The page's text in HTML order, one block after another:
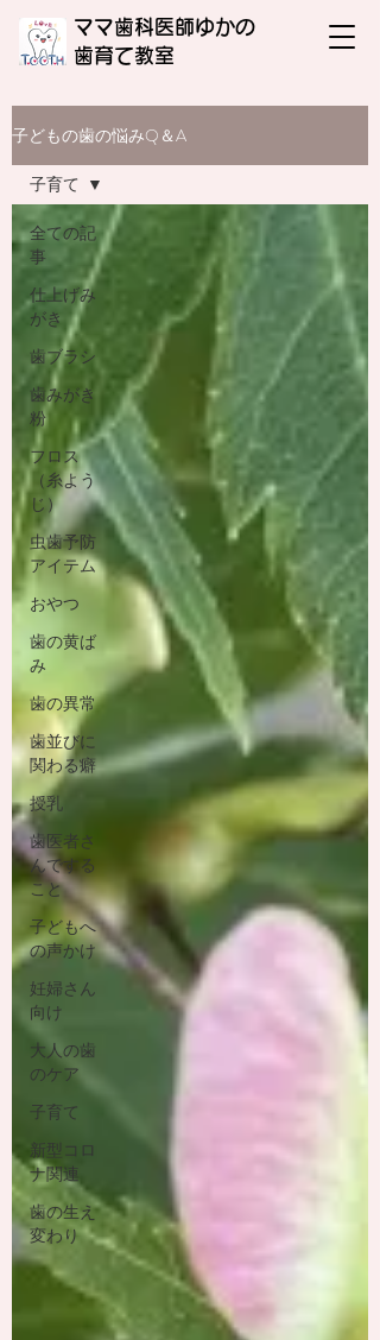
ママ歯科医師ゆかの
​歯育て教室
子どもの歯の悩みQ＆A
全ての記
事
仕上げみ
がき
歯ブラシ
歯みがき
粉
フロス
（糸よう
じ）
虫歯予防
アイテム
おやつ
歯の黄ば
み
歯の異常
歯並びに
関わる癖
授乳
歯医者さ
んでする
こと
子どもへ
の声かけ
妊婦さん
向け
大人の歯
のケア
子育て
新型コロ
ナ関連
歯の生え
変わり
子育て